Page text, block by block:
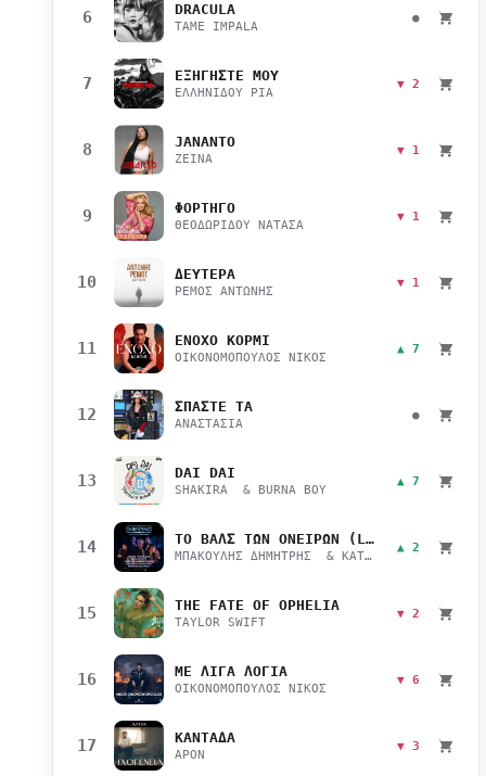
6 DRACULA
TAME IMPALA
●
7 ΕΞΗΓΗΣΤΕ ΜΟΥ
ΕΛΛΗΝΙΔΟΥ ΡΙΑ
▼ 2
8 JANANTO
ZEINA
▼ 1
9 ΦΟΡΤΗΓΟ
ΘΕΟΔΩΡΙΔΟΥ ΝΑΤΑΣΑ
▼ 1
10 ΔΕΥΤΕΡΑ
ΡΕΜΟΣ ΑΝΤΩΝΗΣ
▼ 1
11 ΕΝΟΧΟ ΚΟΡΜΙ
ΟΙΚΟΝΟΜΟΠΟΥΛΟΣ ΝΙΚΟΣ
▲ 7
12 ΣΠΑΣΤΕ ΤΑ
ΑΝΑΣΤΑΣΙΑ
●
13 DAI DAI
SHAKIRA & BURNA BOY
▲ 7
14 ΤΟ ΒΑΛΣ ΤΩΝ ΟΝΕΙΡΩΝ (LIVE)
ΜΠΑΚΟΥΛΗΣ ΔΗΜΗΤΡΗΣ & ΚΑΤΣΙΜΙΧΑ ΜΑΡΙΑΝΑ
▲ 2
15 THE FATE OF OPHELIA
TAYLOR SWIFT
▼ 2
16 ΜΕ ΛΙΓΑ ΛΟΓΙΑ
ΟΙΚΟΝΟΜΟΠΟΥΛΟΣ ΝΙΚΟΣ
▼ 6
17 ΚΑΝΤΑΔΑ
APON
▼ 3